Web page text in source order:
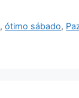
,ótimo sábado,